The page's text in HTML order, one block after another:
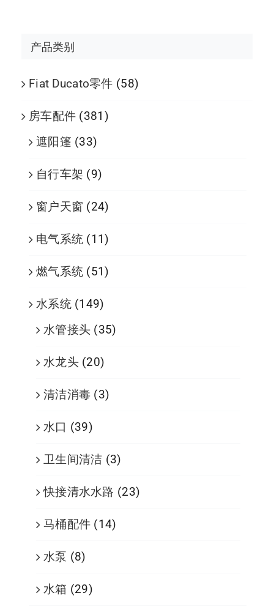
产品类别
Fiat Ducato零件 (58)
房车配件 (381)
遮阳篷 (33)
自行车架 (9)
窗户天窗 (24)
电气系统 (11)
燃气系统 (51)
水系统 (149)
水管接头 (35)
水龙头 (20)
清洁消毒 (3)
水口 (39)
卫生间清洁 (3)
快接清水水路 (23)
马桶配件 (14)
水泵 (8)
水箱 (29)